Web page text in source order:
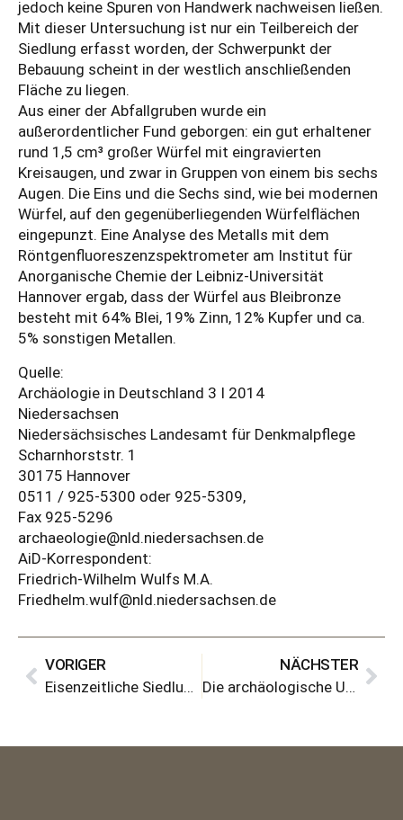
jedoch keine Spuren von Handwerk nachweisen ließen.
Mit dieser Untersuchung ist nur ein Teilbereich der
Siedlung erfasst worden, der Schwerpunkt der
Bebauung scheint in der westlich anschließenden
Fläche zu liegen.
Aus einer der Abfallgruben wurde ein
außerordentlicher Fund geborgen: ein gut erhaltener
rund 1,5 cm³ großer Würfel mit eingravierten
Kreisaugen, und zwar in Gruppen von einem bis sechs
Augen. Die Eins und die Sechs sind, wie bei modernen
Würfel, auf den gegenüberliegenden Würfelflächen
eingepunzt. Eine Analyse des Metalls mit dem
Röntgenfluoreszenzspektrometer am Institut für
Anorganische Chemie der Leibniz-Universität
Hannover ergab, dass der Würfel aus Bleibronze
besteht mit 64% Blei, 19% Zinn, 12% Kupfer und ca.
5% sonstigen Metallen.
Quelle:
Archäologie in Deutschland 3 I 2014
Niedersachsen
Niedersächsisches Landesamt für Denkmalpflege
Scharnhorststr. 1
30175 Hannover
0511 / 925-5300 oder 925-5309,
Fax 925-5296
archaeologie@nld.niedersachsen.de
AiD-Korrespondent:
Friedrich-Wilhelm Wulfs M.A.
Friedhelm.wulf@nld.niedersachsen.de
VORIGER
Eisenzeitliche Siedlungsgruben bei Elze
NÄCHSTER
Die archäologische Untersuchung an der St. Alexandri Kirche in Eldagsen im Jahr 2013